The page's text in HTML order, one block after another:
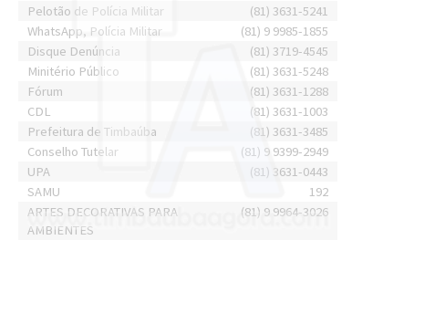
Pelotão de Polícia Militar
(81) 3631-5241
WhatsApp, Polícia Militar
(81) 9 9985-1855
Disque Denúncia
(81) 3719-4545
Minitério Público
(81) 3631-5248
Fórum
(81) 3631-1288
CDL
(81) 3631-1003
Prefeitura de Timbaúba
(81) 3631-3485
Conselho Tutelar
(81) 9 9399-2949
UPA
(81) 3631-0443
SAMU
192
ARTES DECORATIVAS PARA
AMBIENTES
(81) 9 9964-3026